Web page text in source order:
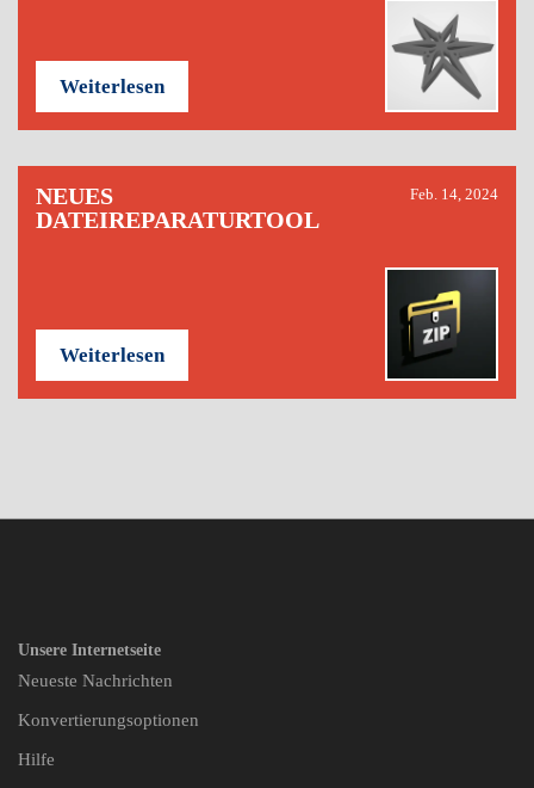
Weiterlesen
NEUES
DATEIREPARATURTOOL
Feb. 14, 2024
Weiterlesen
Unsere Internetseite
Neueste Nachrichten
Konvertierungsoptionen
Hilfe